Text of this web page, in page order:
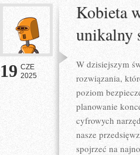
19 CZE
2025
Kobieta
unikalny
W dzisiejszym
rozwiązania,
poziom
planowanie
cyfrowych
nasze
spojrzeć na